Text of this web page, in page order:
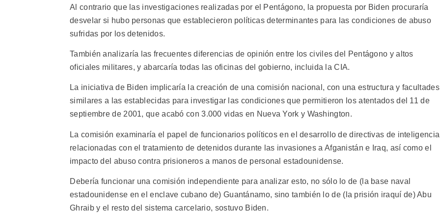
Al contrario que las investigaciones realizadas por el Pentágono, la propuesta por Biden procuraría
desvelar si hubo personas que establecieron políticas determinantes para las condiciones de abuso
sufridas por los detenidos.
También analizaría las frecuentes diferencias de opinión entre los civiles del Pentágono y altos
oficiales militares, y abarcaría todas las oficinas del gobierno, incluida la CIA.
La iniciativa de Biden implicaría la creación de una comisión nacional, con una estructura y facultades
similares a las establecidas para investigar las condiciones que permitieron los atentados del 11 de
septiembre de 2001, que acabó con 3.000 vidas en Nueva York y Washington.
La comisión examinaría el papel de funcionarios políticos en el desarrollo de directivas de inteligencia
relacionadas con el tratamiento de detenidos durante las invasiones a Afganistán e Iraq, así como el
impacto del abuso contra prisioneros a manos de personal estadounidense.
Debería funcionar una comisión independiente para analizar esto, no sólo lo de (la base naval
estadounidense en el enclave cubano de) Guantánamo, sino también lo de (la prisión iraquí de) Abu
Ghraib y el resto del sistema carcelario, sostuvo Biden.